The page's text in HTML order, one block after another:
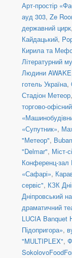
Арт-простір
ауд 303, Ze
державний цирк,
Кайдацький,
Кирила та
Літературний
Людини AWAKE
готель Україна,
Стадіон Метеор,
торгово-
«Супутник»,
"Метеор",
"Delmar", Міст-
Конференц-зал
«Сафарі»,
сервіс", КЗК
Дніпровський
драматичний
LUCIA Banquet
Підопригора»,
"MULTIPLEX",